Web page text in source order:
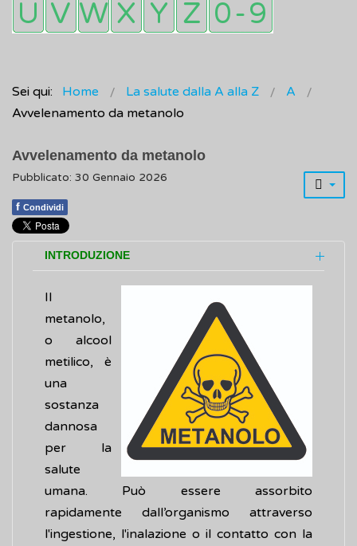
Sei qui: Home La salute dalla A alla Z
A
Avvelenamento da metanolo
Avvelenamento da metanolo
Pubblicato: 30 Gennaio 2026
f Condividi
INTRODUZIONE
Il
metanolo,
o alcool
metilico, è
una
sostanza
dannosa
per la
salute
umana. Può essere assorbito
rapidamente dall’organismo attraverso
l'ingestione, l'inalazione o il contatto con la